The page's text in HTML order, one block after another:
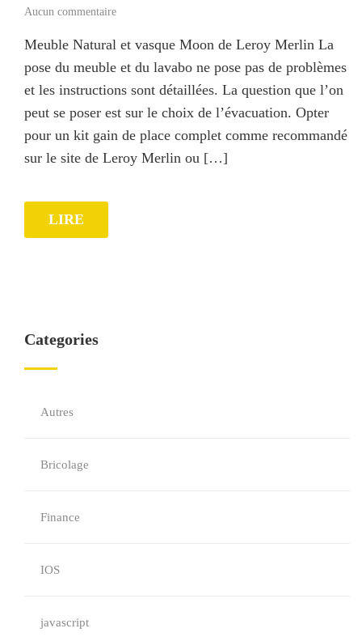
Aucun commentaire
Meuble Natural et vasque Moon de Leroy Merlin La
pose du meuble et du lavabo ne pose pas de problèmes
et les instructions sont détaillées. La question que l’on
peut se poser est sur le choix de l’évacuation. Opter
pour un kit gain de place complet comme recommandé
sur le site de Leroy Merlin ou […]
LIRE
Categories
Autres
Bricolage
Finance
IOS
javascript